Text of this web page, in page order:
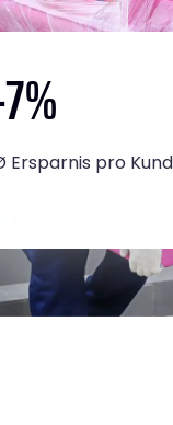
%
Ersparnis pro